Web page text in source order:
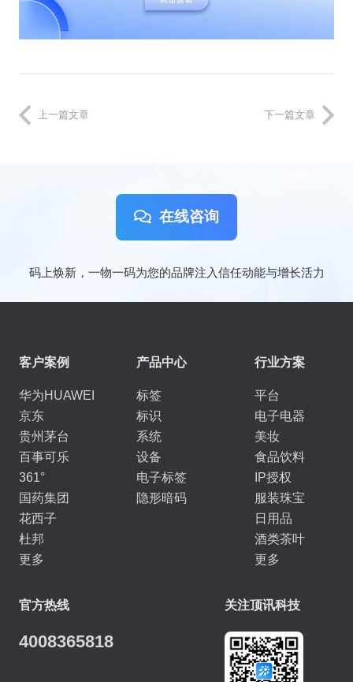
上一篇文章 下一篇文章
在线咨询
码上焕新，一物一码为您的品牌注入信任动能与增长活力
客户案例
华为HUAWEI
京东
贵州茅台
百事可乐
361°
国药集团
花西子
杜邦
更多
产品中心
标签
标识
系统
设备
电子标签
隐形暗码
行业方案
平台
电子电器
美妆
食品饮料
IP授权
服装珠宝
日用品
酒类茶叶
更多
官方热线
4008365818
关注顶讯科技